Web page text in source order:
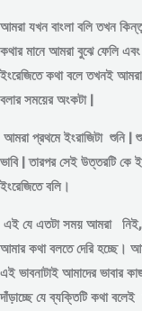
আমরা যখন বাংলা বলি তখন
কথার মানে আমরা বুঝে ফেলি
ইংরেজিতে কথা বলে তখনই
বলার সময়ের অংকটা |
আমরা প্রথমে ইংরাজিটা শুনি |
ভাবি | তারপর সেই উত্তরটি কে
ইংরেজিতে বলি।
এই যে এতটা সময় আমরা নিই,
আমার কথা বলতে দেরি হচ্ছে।
এই ভাবনাটাই আমাদের ভাবার
দাঁড়াচ্ছে যে ব্যক্তিটি কথা